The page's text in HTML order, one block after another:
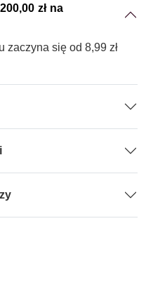
zł na
zaczyna się od 8,99 zł